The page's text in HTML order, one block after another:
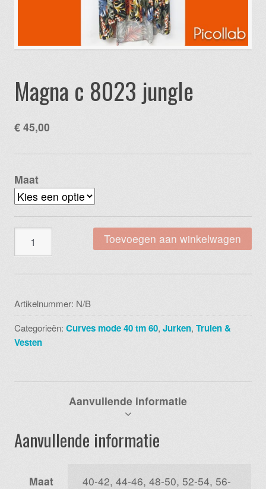
Magna c 8023 jungle
€ 45,00
Maat
aantal
Toevoegen aan winkelwagen
Artikelnummer: N/B
Categorieën:Curves mode 40 tm 60,Jurken,Truien &
Vesten
Aanvullende informatie
Aanvullende informatie
Maat
40-42, 44-46, 48-50, 52-54, 56-